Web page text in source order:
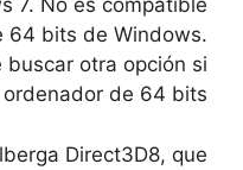
7. No es compatible
de 64 bits de Windows.
buscar otra opción si
un ordenador de 64 bits.
alberga Direct3D8, que